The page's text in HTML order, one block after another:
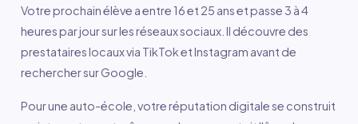
Votre prochain élève a entre 16 et 25 ans et passe 3 à 4
heures par jour sur les réseaux sociaux. Il découvre des
prestataires locaux via TikTok et Instagram avant de
rechercher sur Google.
Pour une auto-école, votre réputation digitale se construit